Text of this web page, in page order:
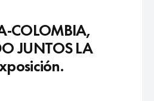
COLOMBIA,
JUNTOS LA